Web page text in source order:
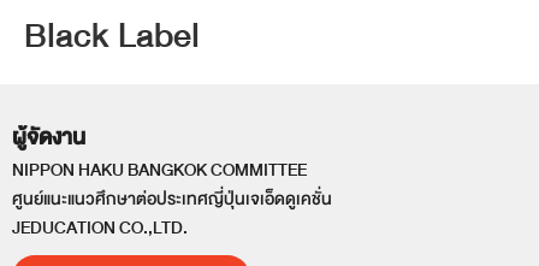
Black Label
ผู้จัดงาน
NIPPON HAKU BANGKOK COMMITTEE
ศูนย์แนะแนวศึกษาต่อประเทศญี่ปุ่นเจเอ็ดดูเคชั่น
JEDUCATION CO.,LTD.